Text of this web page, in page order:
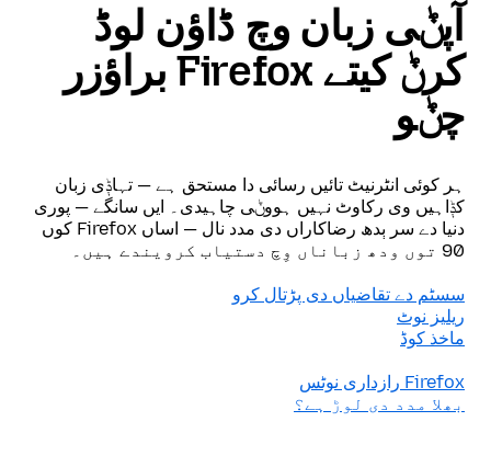
آپݨی زبان وچ ڈاؤن لوڈ
کرݨ کیتے Firefox براؤزر
چݨو
ہر کوئی انٹرنیٹ تائیں رسائی دا مستحق ہے — تہاݙی زبان
کݙاہیں وی رکاوٹ نہیں ہووݨی چاہیدی۔ ایں سانگے — پوری
دنیا دے سر ٻدھ رضاکاراں دی مدد نال — اساں Firefox کوں
90 توں ودھ زباناں وِچ دستیاب کرویندے ہیں۔
سسٹم دے تقاضیاں دی پڑتال کرو
ریلیز نوٹ
ماخذ کوڈ
Firefox رازداری نوٹس
بھلا مدد دی لوڑ ہے؟